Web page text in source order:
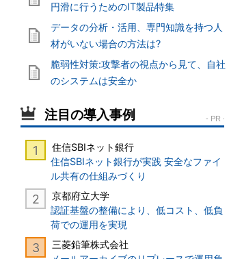
円滑に行うためのIT製品特集
データの分析・活用、専門知識を持つ人
材がいない場合の方法は?
脆弱性対策:攻撃者の視点から見て、自社
のシステムは安全か